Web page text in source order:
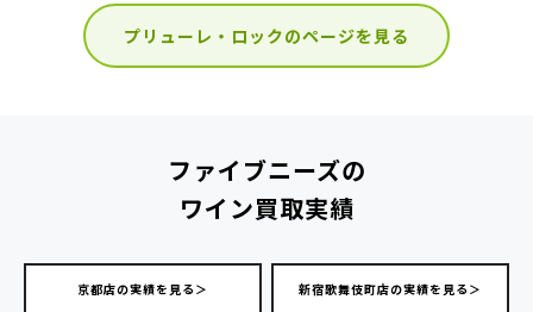
プリューレ・ロックのページを見る
ファイブニーズの
ワイン買取実績
京都店の実績を見る＞ 新宿歌舞伎町店の実績を見る＞